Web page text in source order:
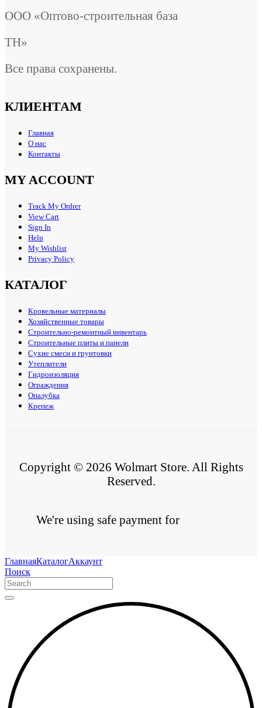
ООО «Оптово-строительная база
ТН»
Все права сохранены.
КЛИЕНТАМ
Главная
О нас
Контакты
MY ACCOUNT
Track My Ordrer
View Cart
Sign In
Help
My Wishlist
Privacy Policy
КАТАЛОГ
Кровельные материалы
Хозяйственные товары
Строительно-ремонтный инвентарь
Строительные плиты и панели
Сухие смеси и грунтовки
Утеплители
Гидроизоляция
Ограждения
Опалубка
Крепеж
Copyright © 2026 Wolmart Store. All Rights
Reserved.
We're using safe payment for
ГлавнаяКаталогАккаунт
Поиск